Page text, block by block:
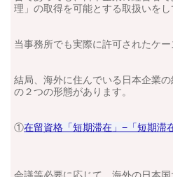
理」の取得を可能とする取扱いをし
当事務所でも実際に許可されたケー
結局、海外に住んでいる日本企業
の２つの形態があります。
①在留資格「短期滞在」−「短期滞